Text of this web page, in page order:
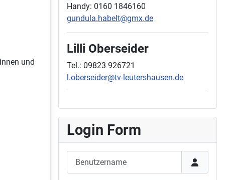
und
Handy: 0160 1846160
gundula.habelt@gmx.de
Lilli Oberseider
Tel.: 09823 926721
l.oberseider@tv-leutershausen.de
Login Form